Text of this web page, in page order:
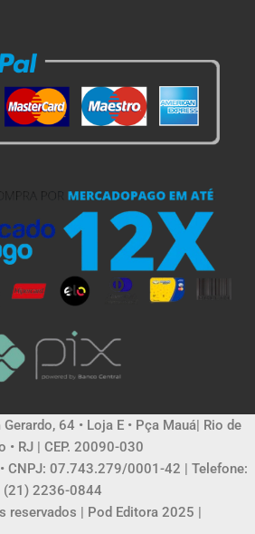
64 • Loja E • Pça Mauá| Rio de
• RJ | CEP. 20090-030
• CNPJ: 07.743.279/0001-42 | Telefone:
(21) 2236-0844
reservados | Pod Editora 2025 |